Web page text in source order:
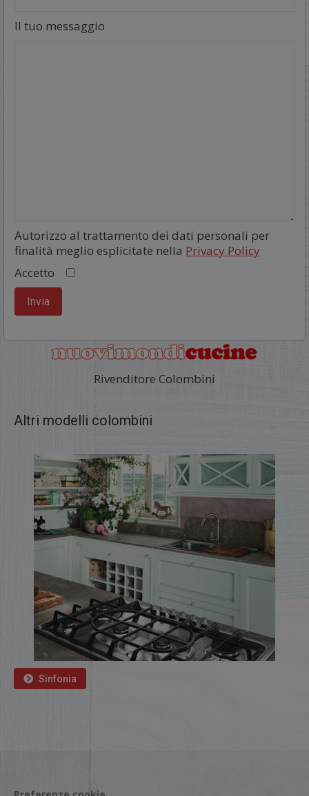
Il tuo messaggio
Autorizzo al trattamento dei dati personali per
finalità meglio esplicitate nella Privacy Policy
Accetto
Rivenditore Colombini
Altri modelli colombini
Sinfonia